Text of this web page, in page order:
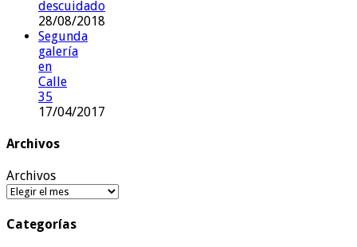
descuidado
28/08/2018
Segunda
galería
en
Calle
35
17/04/2017
Archivos
Archivos
Categorías